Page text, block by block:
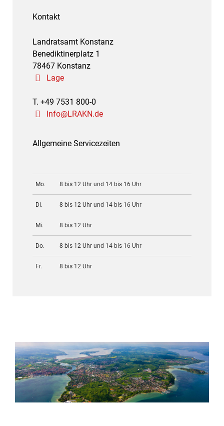
Kontakt
Landratsamt Konstanz
Benediktinerplatz 1
78467 Konstanz
Lage
T. +49 7531 800-0
Info@LRAKN.de
Allgemeine Servicezeiten
Mo. 8 bis 12 Uhr und 14 bis 16 Uhr
Di. 8 bis 12 Uhr und 14 bis 16 Uhr
Mi. 8 bis 12 Uhr
Do. 8 bis 12 Uhr und 14 bis 16 Uhr
Fr. 8 bis 12 Uhr